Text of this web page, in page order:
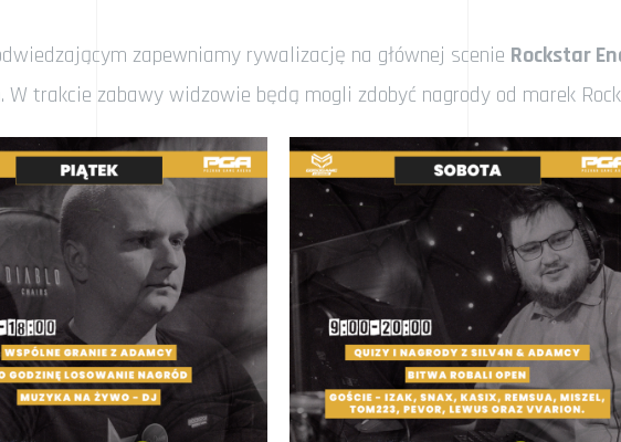
zapewniamy rywalizację na głównej scenie Rockstar
. W trakcie zabawy widzowie będą mogli zdobyć nagrody od marek